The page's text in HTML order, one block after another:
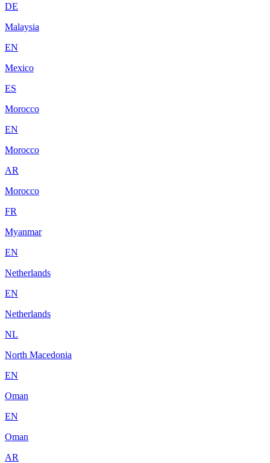
DE
Malaysia
EN
Mexico
ES
Morocco
EN
Morocco
AR
Morocco
FR
Myanmar
EN
Netherlands
EN
Netherlands
NL
North Macedonia
EN
Oman
EN
Oman
AR